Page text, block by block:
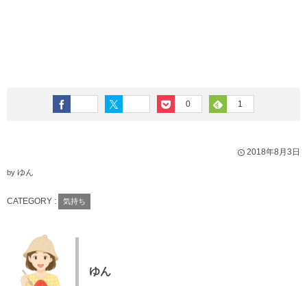
0 1
2018年8月3日
by ゆん
CATEGORY : 気持ち
ゆん